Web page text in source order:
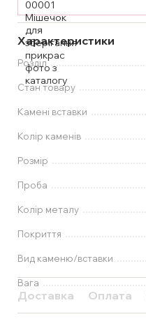
Характеристики
Розділ
Стан товару
Камені вставки
Колір каменів
Розмір
Проба
Колір металу
Покриття
Вид каменю/вставки
Вага
Доставка Оплата